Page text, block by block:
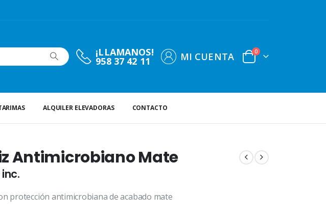
¡LLAMANOS!
958 37 42 11 MI CUENTA 0
ALQUILER ELEVADORAS CONTACTO
Antimicrobiano Mate
inc.
protección antimicrobiana de acabado mate